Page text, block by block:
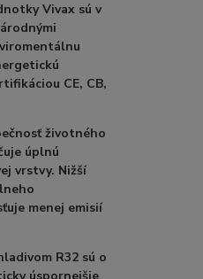
Vivax sú v
CE, CB,
životného
úplnú
vrstvy. Nižší
menej emisií
R32 sú o